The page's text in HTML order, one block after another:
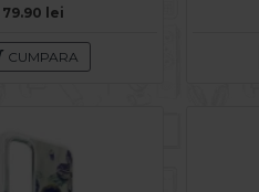
79.90 lei
CUMPARA